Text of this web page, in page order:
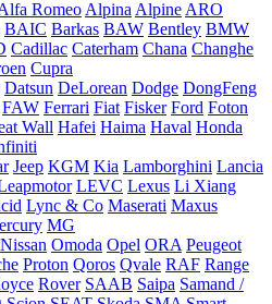
Romeo Alpina Alpine ARO
BAIC Barkas BAW Bentley BMW
Cadillac Caterham Chana Changhe
Cupra
Datsun DeLorean Dodge DongFeng
FAW Ferrari Fiat Fisker Ford Foton
Wall Hafei Haima Haval Honda
Jeep KGM Kia Lamborghini Lancia
LEVC Lexus Li Xiang
Lync & Co Maserati Maxus
MG
Nissan Omoda Opel ORA Peugeot
Proton Qoros Qvale RAF Range
Rover SAAB Saipa Samand /